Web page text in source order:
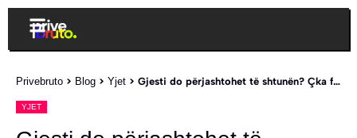
Privebruto > Blog > Yjet > Gjesti do përjashtohet të shtunën? Çka fshihet prapa historisë së thikave?
YJET